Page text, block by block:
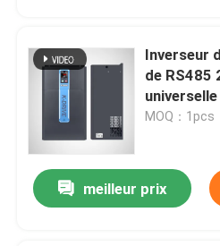
Inverseur
de RS485
à courant
MOQ：1pcs
meilleur prix